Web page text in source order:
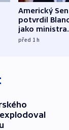
Americký
potvrdil
jako ministra
před 1h